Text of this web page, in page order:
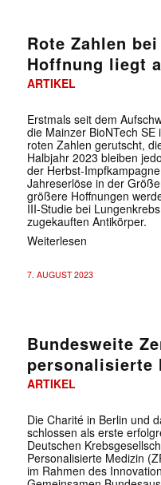
Rote Zahlen
Hoffnung liegt
ARTIKEL
Erstmals seit dem
die Mainzer BioNTech
roten Zahlen gerutscht,
Halbjahr 2023 bleiben
der Herbst-
Jahreserlöse in der
größere Hoffnungen
III-Studie bei
zugekauften Antikörper.
Weiterlesen
7. AUGUST 2023
Bundesweite
personalisierte
ARTIKEL
Die Charité in Berlin und
schlossen als erste
Deutschen
Personalisierte Medizin
im Rahmen des